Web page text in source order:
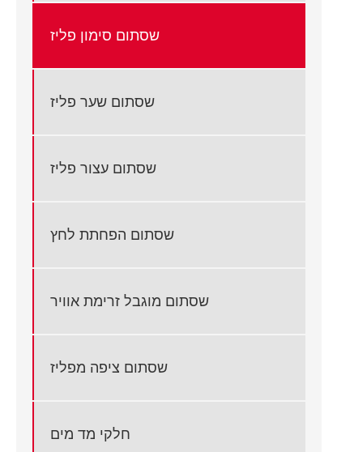
שסתום סימון פליז
שסתום שער פליז
שסתום עצור פליז
שסתום הפחתת לחץ
שסתום מוגבל זרימת אוויר
שסתום ציפה מפליז
חלקי מד מים